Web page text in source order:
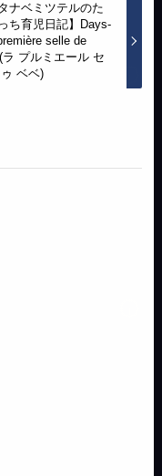
タナベミツテルのた
ち育児日記】Days-
selle de
ラ プルミエール セ
ベベ)